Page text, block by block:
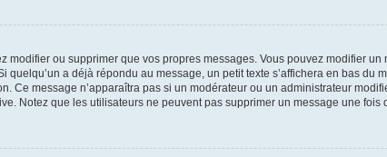
modifier ou supprimer que vos propres messages. Vous pouvez modifier
quelqu’un a déjà répondu au message, un petit texte s’affichera en bas du
Ce message n’apparaîtra pas si un modérateur ou un administrateur
Notez que les utilisateurs ne peuvent pas supprimer un message une fois